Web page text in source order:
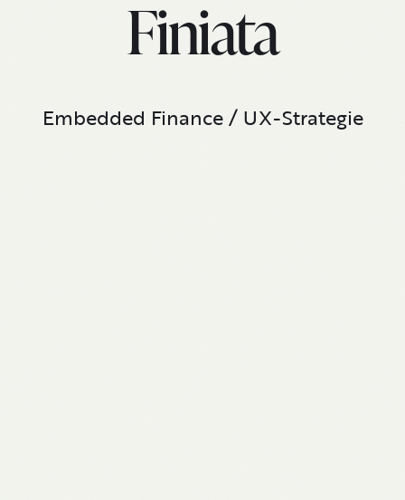
Finiata
Embedded Finance / UX-Strategie